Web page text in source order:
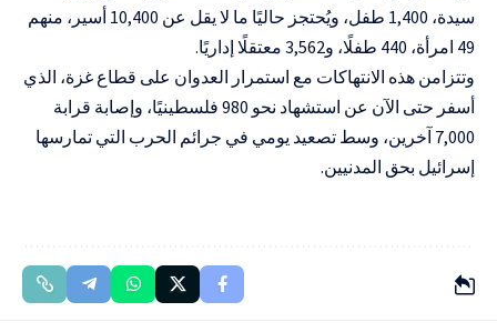
سيدة، 1,400 طفل، ويُحتجز حاليًا ما لا يقل عن 10,400 أسير، منهم
49 امرأة، 440 طفلًا، و3,562 معتقلًا إداريًا.
وتتزامن هذه الانتهاكات مع استمرار العدوان على قطاع غزة، الذي
أسفر حتى الآن عن استشهاد نحو 980 فلسطينيًا، وإصابة قرابة
7,000 آخرين، وسط تصعيد يومي في جرائم الحرب التي تمارسها
إسرائيل بحق المدنيين.